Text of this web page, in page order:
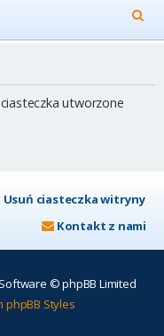
z
utworzone
Usuń ciasteczka witryny
Kontakt z nami
© phpBB Limited
phpBB Styles